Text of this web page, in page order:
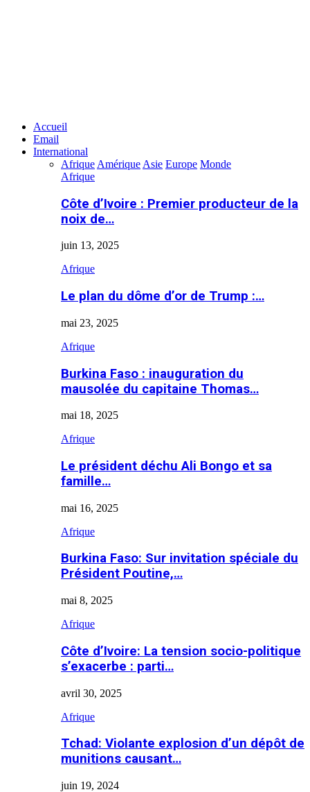
Accueil
Email
International
Afrique Amérique Asie Europe Monde
Afrique
Côte d’Ivoire : Premier producteur de la
noix de…
juin 13, 2025
Afrique
Le plan du dôme d’or de Trump :…
mai 23, 2025
Afrique
Burkina Faso : inauguration du
mausolée du capitaine Thomas…
mai 18, 2025
Afrique
Le président déchu Ali Bongo et sa
famille…
mai 16, 2025
Afrique
Burkina Faso: Sur invitation spéciale du
Président Poutine,…
mai 8, 2025
Afrique
Côte d’Ivoire: La tension socio-politique
s’exacerbe : parti…
avril 30, 2025
Afrique
Tchad: Violante explosion d’un dépôt de
munitions causant…
juin 19, 2024